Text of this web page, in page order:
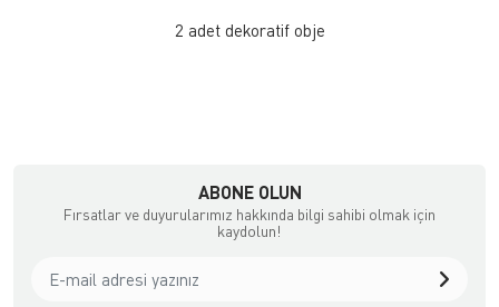
2 adet dekoratif obje
ABONE OLUN
Fırsatlar ve duyurularımız hakkında bilgi sahibi olmak için
kaydolun!